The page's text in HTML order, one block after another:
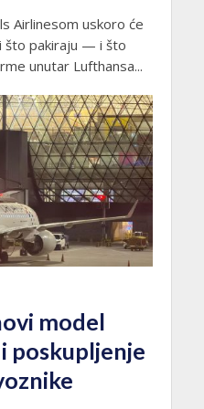
Airlinesom uskoro će
što pakiraju — i što
unutar Lufthansa...
model
poskupljenje